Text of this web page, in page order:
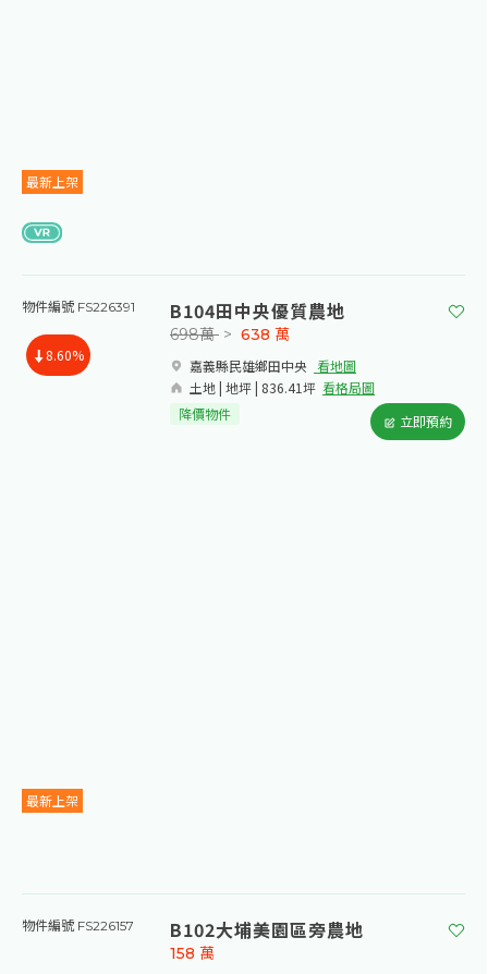
最新上架
物件編號 FS226391
8.60%
最新上架
B104田中央優質農地
嘉義縣民雄鄉田中央​ 看地圖
土地 | 地坪 | 836.41坪 看格局圖
698萬 > 638 萬
降價物件 立即預約
物件編號 FS226157 B102大埔美園區旁農地
158 萬